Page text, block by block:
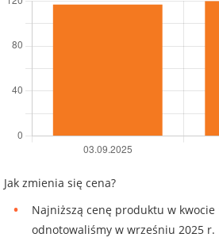
Jak zmienia się cena?
Najniższą cenę produktu w kwocie
odnotowaliśmy w wrześniu 2025 r.